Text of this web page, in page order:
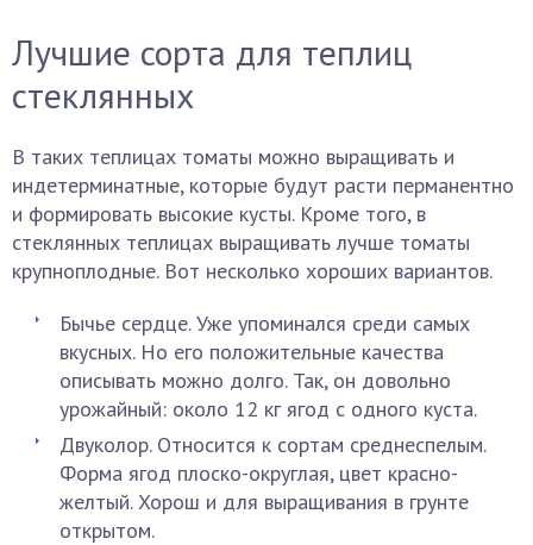
Лучшие сорта для теплиц
стеклянных
В таких теплицах томаты можно выращивать и
индетерминатные, которые будут расти перманентно
и формировать высокие кусты. Кроме того, в
стеклянных теплицах выращивать лучше томаты
крупноплодные. Вот несколько хороших вариантов.
Бычье сердце. Уже упоминался среди самых
вкусных. Но его положительные качества
описывать можно долго. Так, он довольно
урожайный: около 12 кг ягод с одного куста.
Двуколор. Относится к сортам среднеспелым.
Форма ягод плоско-округлая, цвет красно-
желтый. Хорош и для выращивания в грунте
открытом.